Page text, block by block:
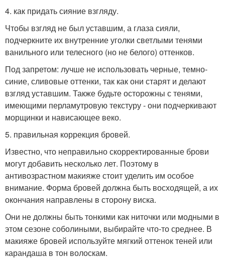
4. как придать сияние взгляду.
Чтобы взгляд не был уставшим, а глаза сияли,
подчеркните их внутренние уголки светлыми тенями
ванильного или телесного (но не белого) оттенков.
Под запретом: лучше не использовать черные, темно-
синие, сливовые оттенки, так как они старят и делают
взгляд уставшим. Также будьте осторожны с тенями,
имеющими перламутровую текстуру - они подчеркивают
морщинки и нависающее веко.
5. правильная коррекция бровей.
Известно, что неправильно скорректированные брови
могут добавить несколько лет. Поэтому в
антивозрастном макияже стоит уделить им особое
внимание. Форма бровей должна быть восходящей, а их
окончания направлены в сторону виска.
Они не должны быть тонкими как ниточки или модными в
этом сезоне соболиными, выбирайте что-то среднее. В
макияже бровей используйте мягкий оттенок теней или
карандаша в тон волоскам.